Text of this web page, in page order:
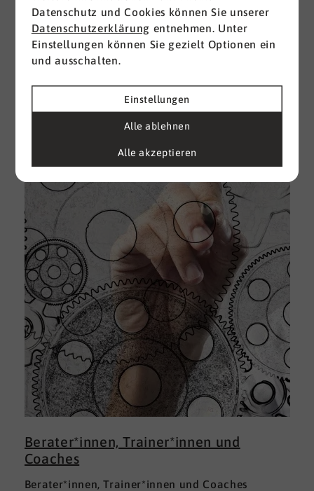
Berater*innen, Trainer*innen und
Coaches
Berater*innen, Trainer*innen und Coaches
Datenschutz und Cookies können Sie unserer
Datenschutzerklärung entnehmen. Unter
Einstellungen können Sie gezielt Optionen ein
und ausschalten.
Einstellungen
Alle ablehnen
Alle akzeptieren